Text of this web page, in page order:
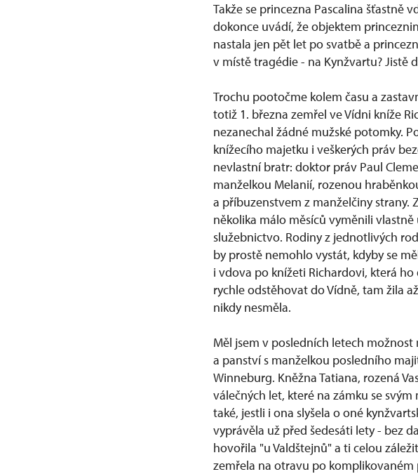
Takže se princezna Pascalina šťastně
dokonce uvádí, že objektem
nastala jen pět let po svatbě a
v místě tragédie - na Kynžvartu? Jistě
Trochu pootočme kolem času a
totiž 1. března zemřel ve Vídni kníže
nezanechal žádné mužské potomky.
knížecího majetku i veškerých práv
nevlastní bratr: doktor práv Paul
manželkou Melanií, rozenou
a příbuzenstvem z manželčiny strany.
několika málo měsíců vyměnili
služebnictvo. Rodiny z jednotlivých
by prostě nemohlo vystát, kdyby se
i vdova po knížeti Richardovi, která
rychle odstěhovat do Vídně, tam žila
nikdy nesměla.
Měl jsem v posledních letech
a panství s manželkou posledního
Winneburg. Kněžna Tatiana, rozená
válečných let, které na zámku se
také, jestli i ona slyšela o oné
vyprávěla už před šedesáti lety - bez
hovořila "u Valdštejnů" a ti celou
zemřela na otravu po komplikovaném